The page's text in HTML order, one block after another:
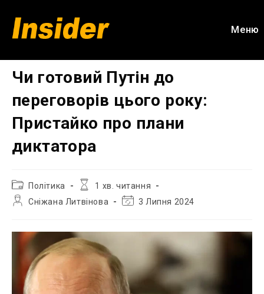
вмісту
Меню
Чи готовий Путін до
переговорів цього року:
Пристайко про плани
диктатора
Категорія
запису:
Політика
Час
1 хв. читання
АвторСніжана Литвінова
Остання3 Липня 2024